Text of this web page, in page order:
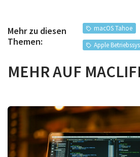
Mehr zu diesen
Themen:
macOS Tahoe
Apple
MEHR AUF